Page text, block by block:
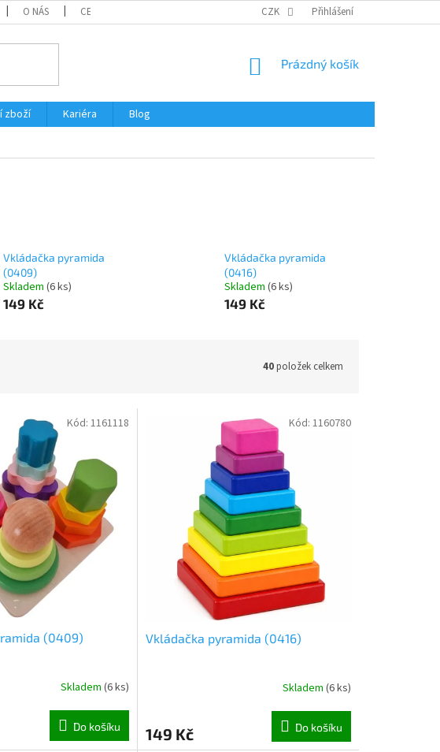
O NÁS CERTIFIKÁTY A NÁVODY OBCHODNÍ PODMÍNKY OCHRANA OSOBNÍCH
CZK Přihlášení
NÁKUPNÍ
Prázdný košík
zboží Kariéra
Blog
Vkládačka pyramida
(0409)
Skladem (6 ks)
149 Kč
Vkládačka pyramida
(0416)
Skladem (6 ks)
149 Kč
40položek celkem
(0409)
Skladem (6 ks)
Do košíku
Kód: 1161118
Vkládačka pyramida (0416)
Skladem (6 ks)
149 Kč Do košíku
Kód: 1160780